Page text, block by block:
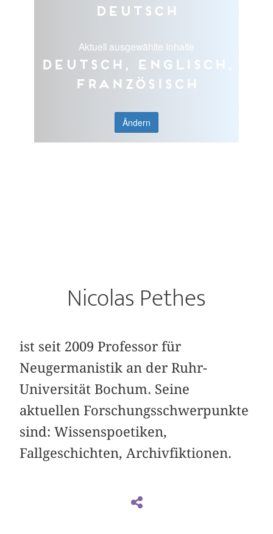
Deutsch
Aktuell ausgewählte Inhalte
Deutsch, Englisch,
Französisch
Ändern
Nicolas Pethes
ist seit 2009 Professor für
Neugermanistik an der Ruhr-
Universität Bochum. Seine
aktuellen Forschungsschwerpunkte
sind: Wissenspoetiken,
Fallgeschichten, Archivfiktionen.